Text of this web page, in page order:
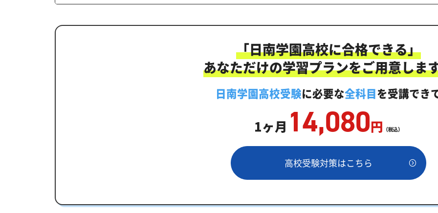
一人でも安心、学習相談
生徒にピッタリ合った「日南学園高校対策のオーダーメイドカリキュラム」だから成果が出る！
カリキュラムや料金についてお気軽にご相談ください
日南学園高校合格するには内申点と偏差値両方が必要
日南学園高校の所在地・アクセス
「日南学園高校に合格できる」
あなただけの学習プランをご用意しま
日南学園高校受験に必要な全科目を受講でき
1ヶ月 14,080円 （税込）
高校受験対策はこちら